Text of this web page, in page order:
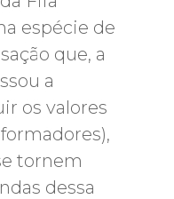
espécie de
que, a
a
os valores
tornem
dessa